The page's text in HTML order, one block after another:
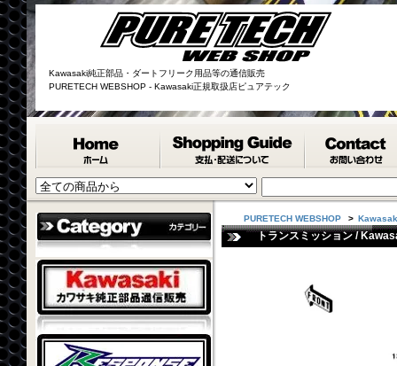
Kawasaki純正部品・ダートフリーク用品等の通信販売
PURETECH WEBSHOP - Kawasaki正規取扱店ピュアテック
PURETECH WEBSHOP >
トランスミッション /